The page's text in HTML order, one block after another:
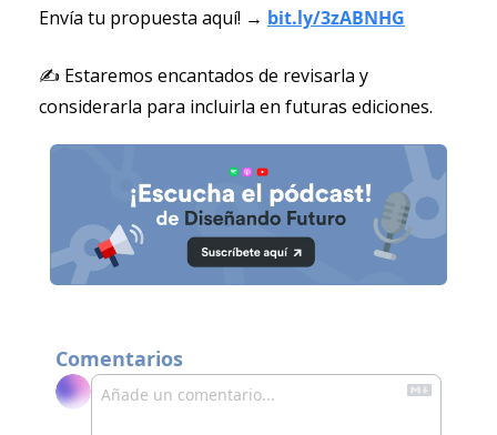
Envía tu propuesta aquí! → bit.ly/3zABNHG
✍️ Estaremos encantados de revisarla y
considerarla para incluirla en futuras ediciones.
Comentarios